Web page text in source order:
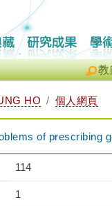
教
HO 個人網頁
of prescribing
114
1